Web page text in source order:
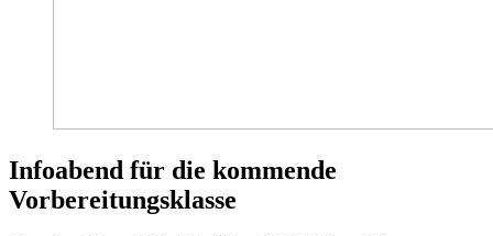
Infoabend für die kommende
Vorbereitungsklasse